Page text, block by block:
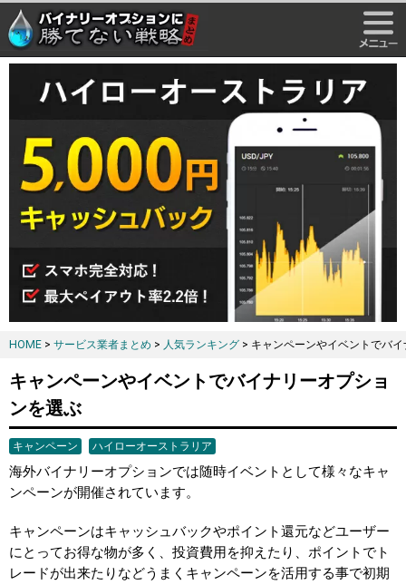
HOME > サービス業者まとめ > 人気ランキング > キャンペーンやイベントでバ
キャンペーンやイベントでバイナリーオプショ
ンを選ぶ
キャンペーン ハイローオーストラリア
海外バイナリーオプションでは随時イベントとして様々なキャ
ンペーンが開催されています。
キャンペーンはキャッシュバックやポイント還元などユーザー
にとってお得な物が多く、投資費用を抑えたり、ポイントでト
レードが出来たりなどうまくキャンペーンを活用する事で初期